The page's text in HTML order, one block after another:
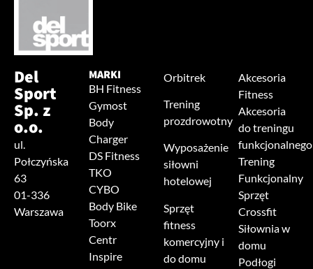
Del
Sport
Sp. z
o.o.
ul.
Połczyńska
63
01-336
Warszawa
MARKI
BH Fitness
Gymost
Body
Charger
DS Fitness
TKO
CYBO
Body Bike
Toorx
Centr
Inspire
Orbitrek
Trening
prozdrowotny
Wyposażenie
siłowni
hotelowej
Sprzęt
fitness
komercyjny i
do domu
Akcesoria
Fitness
Akcesoria
do treningu
funkcjonalnego
Trening
Funkcjonalny
Sprzęt
Crossfit
Siłownia w
domu
Podłogi